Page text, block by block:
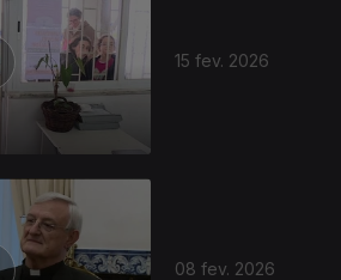
15 fev. 2026
08 fev. 2026